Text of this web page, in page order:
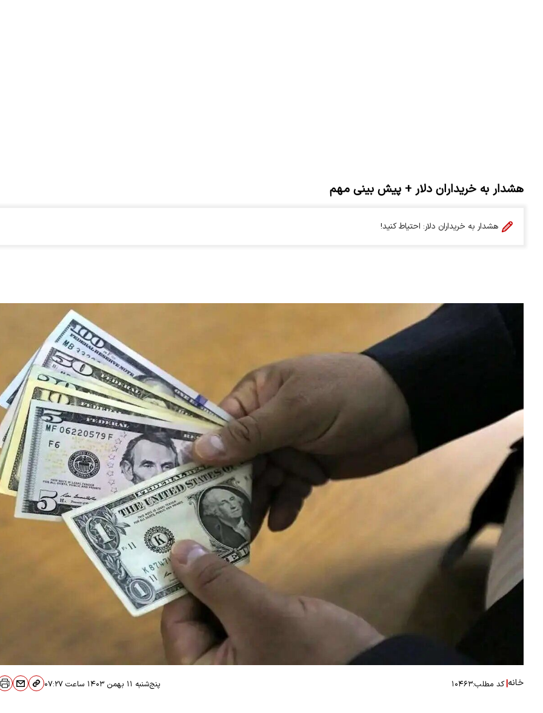
هشدار به خریداران دلار + پیش بینی مهم
هشدار به خریداران دلار: احتیاط کنید!
خانه|کد مطلب:۱۰۴۶۳ پنج‌شنبه ۱۱ بهمن ۱۴۰۳ ساعت